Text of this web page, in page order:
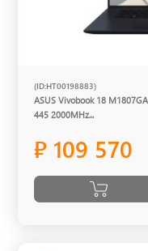
(ID:HT00198883)
ASUS Vivobook 18
445 2000MHz...
₽ 109 570